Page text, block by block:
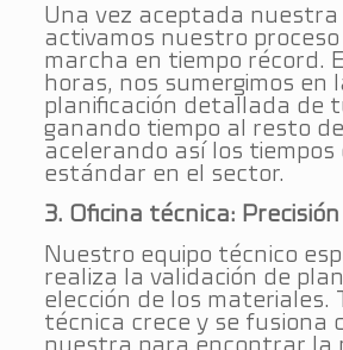
Una vez aceptada
activamos nuestro
marcha en tiempo récord.
horas, nos sumergimos en
planificación detallada de
ganando tiempo al resto
acelerando así los tiempos
estándar en el sector.
3. Oficina técnica:
Nuestro equipo técnico
realiza la validación de
elección de los materiales.
técnica crece y se fusiona